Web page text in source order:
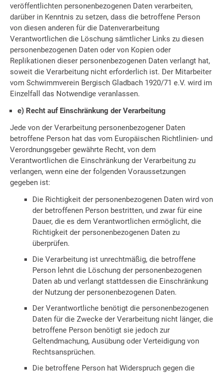
veröffentlichten personenbezogenen Daten verarbeiten,
darüber in Kenntnis zu setzen, dass die betroffene Person
von diesen anderen für die Datenverarbeitung
Verantwortlichen die Löschung sämtlicher Links zu diesen
personenbezogenen Daten oder von Kopien oder
Replikationen dieser personenbezogenen Daten verlangt hat,
soweit die Verarbeitung nicht erforderlich ist. Der Mitarbeiter
vom Schwimmverein Bergisch Gladbach 1920/71 e.V. wird im
Einzelfall das Notwendige veranlassen.
e) Recht auf Einschränkung der Verarbeitung
Jede von der Verarbeitung personenbezogener Daten
betroffene Person hat das vom Europäischen Richtlinien- und
Verordnungsgeber gewährte Recht, von dem
Verantwortlichen die Einschränkung der Verarbeitung zu
verlangen, wenn eine der folgenden Voraussetzungen
gegeben ist:
Die Richtigkeit der personenbezogenen Daten wird von
der betroffenen Person bestritten, und zwar für eine
Dauer, die es dem Verantwortlichen ermöglicht, die
Richtigkeit der personenbezogenen Daten zu
überprüfen.
Die Verarbeitung ist unrechtmäßig, die betroffene
Person lehnt die Löschung der personenbezogenen
Daten ab und verlangt stattdessen die Einschränkung
der Nutzung der personenbezogenen Daten.
Der Verantwortliche benötigt die personenbezogenen
Daten für die Zwecke der Verarbeitung nicht länger, die
betroffene Person benötigt sie jedoch zur
Geltendmachung, Ausübung oder Verteidigung von
Rechtsansprüchen.
Die betroffene Person hat Widerspruch gegen die